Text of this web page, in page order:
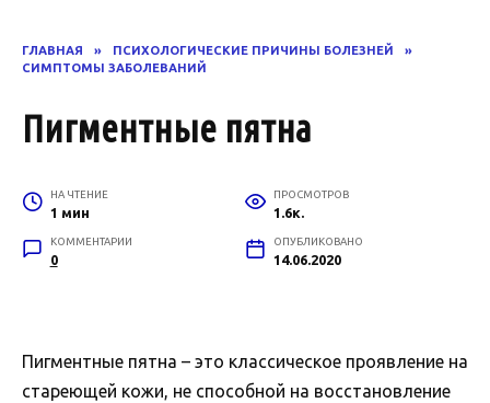
ГЛАВНАЯ » ПСИХОЛОГИЧЕСКИЕ ПРИЧИНЫ БОЛЕЗНЕЙ
»
СИМПТОМЫ ЗАБОЛЕВАНИЙ
Пигментные пятна
НА ЧТЕНИЕ
1 мин
ПРОСМОТРОВ
1.6к.
КОММЕНТАРИИ
0
ОПУБЛИКОВАНО
14.06.2020
Пигментные пятна – это классическое проявление на
стареющей кожи, не способной на восстановление